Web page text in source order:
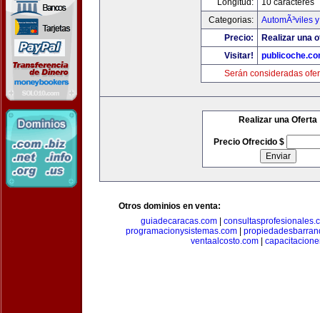
Longitud:
10 caracteres
Categorias:
AutomÃ³viles
Precio:
Realizar una
Visitar!
Serán consideradas
Realizar una Oferta
Precio Ofrecido $
Otros dominios en venta:
guiadecaracas.com
programacionysistemas.com|
ventaalcosto.com|